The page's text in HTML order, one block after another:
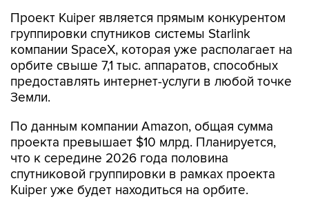
Проект Kuiper является прямым конкурентом
группировки спутников системы Starlink
компании SpaceX, которая уже располагает на
орбите свыше 7,1 тыс. аппаратов, способных
предоставлять интернет-услуги в любой точке
Земли.
По данным компании Amazon, общая сумма
проекта превышает $10 млрд. Планируется,
что к середине 2026 года половина
спутниковой группировки в рамках проекта
Kuiper уже будет находиться на орбите.